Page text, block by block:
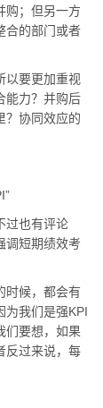
购；但另一方
合的部门或者
要更加重视
能力？并购后
？协同效应的
也有评论
调短期绩效考
候，都会有
为我们是强KPI
们要想，如果
反过来说，每